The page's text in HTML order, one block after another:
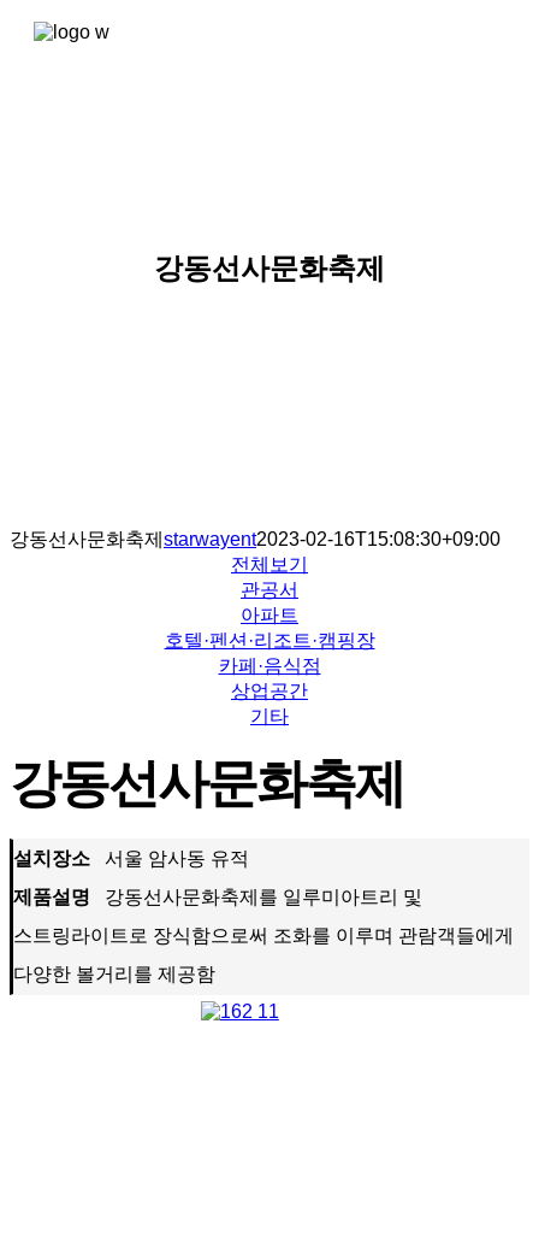
콘텐츠로
건너뛰기
강동선사문화축제
강동선사문화축제 starwayent2023-02-16T15:08:30+09:00
전체보기
관공서
아파트
호텔·펜션·리조트·캠핑장
카페·음식점
상업공간
기타
강동선사문화축제
설치장소
서울 암사동 유적
제품설명 강동선사문화축제를 일루미아트리 및
스트링라이트로 장식함으로써 조화를 이루며 관람객들에게
다양한 볼거리를 제공함